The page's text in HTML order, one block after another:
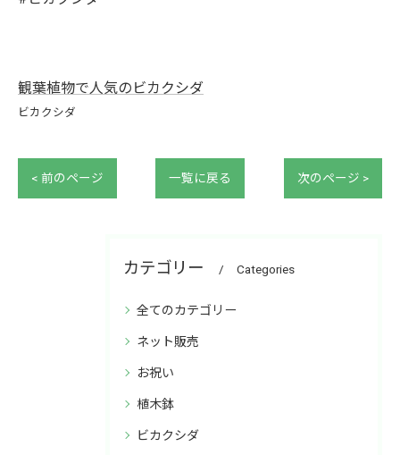
観葉植物で人気のビカクシダ
ビカクシダ
< 前のページ 一覧に戻る 次のページ >
カテゴリー Categories
全てのカテゴリー
ネット販売
お祝い
植木鉢
ビカクシダ